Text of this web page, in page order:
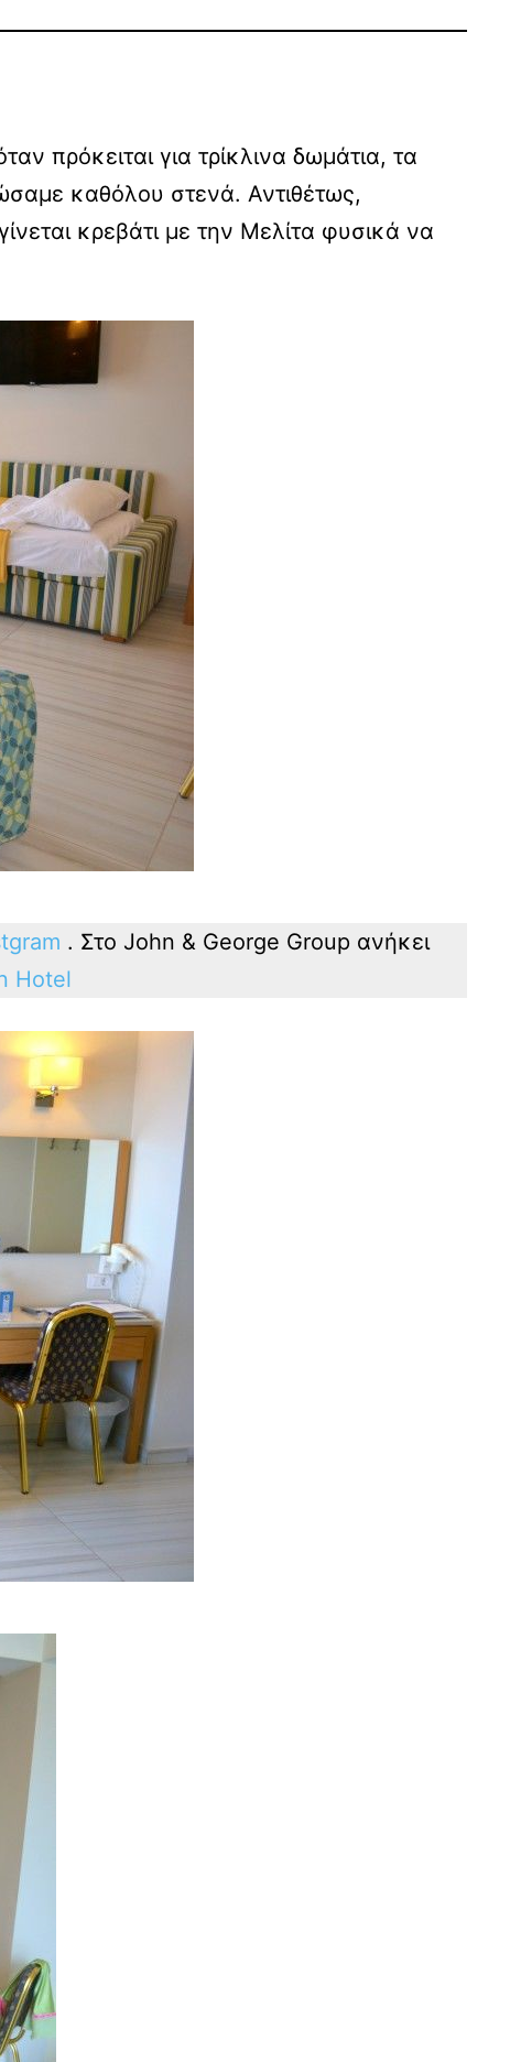
πρόκειται για τρίκλινα δωμάτια, τα
καθόλου στενά. Αντιθέτως,
κρεβάτι με την Μελίτα φυσικά να
. Στο John & George Group ανήκει
Hotel